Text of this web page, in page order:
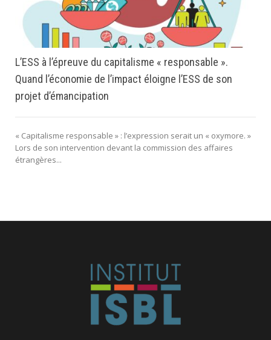
L’ESS à l’épreuve du capitalisme « responsable ».
Quand l’économie de l’impact éloigne l’ESS de son
projet d’émancipation
« Capitalisme responsable » : l’expression serait un « oxymore. »
Lors de son intervention devant la commission des affaires
étrangères...